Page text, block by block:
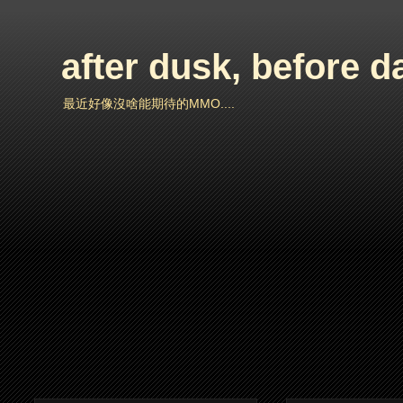
after dusk, before
最近好像沒啥能期待的MMO....